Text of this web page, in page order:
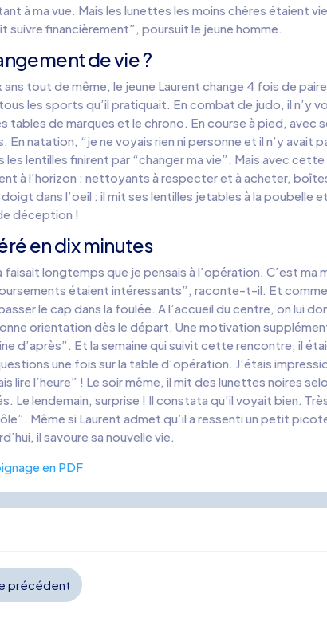
à ma vue. Mais les lunettes les moins chères étaient
suivre financièrement”, poursuit le jeune homme.
de vie ?
ans tout de même, le jeune Laurent change 4 fois de
les sports qu’il pratiquait. En combat de judo, il n’y
tables de marques et le chrono. En course à pied, avec
En natation, “je ne voyais rien ni personne et il n’y avait
les lentilles finirent par “changer ma vie”. Mais avec
à l’horizon : nettoyants à respecter et à acheter,
dans l’oeil : il mit ses lentilles jetables à la poubelle
déception !
en dix minutes
faisait longtemps que je pensais à l’opération. C’est ma
étaient intéressants”, raconte-t-il. Et
le cap dans la foulée. A l’accueil du centre, on lui
orientation dès le départ. Une motivation
d’après”. Et la semaine qui suivit cette rencontre, il
une fois sur la table d’opération. J’étais
lire l’heure” ! Le soir même, il mit des lunettes noires
Le lendemain, surprise ! Il constata qu’il voyait bien.
Même si Laurent admet qu’il a ressenti un petit
il savoure sa nouvelle vie.
en PDF
précédent